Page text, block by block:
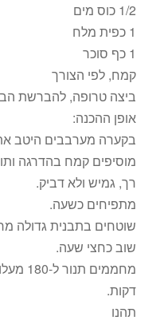
1/2 כוס מים
1 כפית מלח
1 כף סוכר
קמח, לפי הצורך
ביצה טרופה, להברשת
אופן ההכנה:
בקערה מערבבים היטב
מוסיפים קמח בהדרגה
רך, גמיש ולא דביק.
מתפיחים כשעה.
שוטחים בתבנית גדולה
שוב כחצי שעה.
דקות.
תהנו